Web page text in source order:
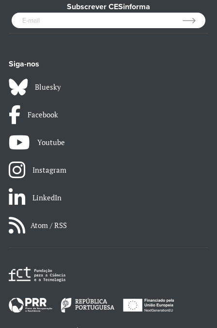
Subscrever CESinforma
Siga-nos
Bluesky
Facebook
Youtube
Instagram
LinkedIn
Atom / RSS